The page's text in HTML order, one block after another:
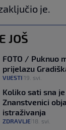
je.
JOŠ
FOTO / Puknuo
prijelazu
VIJESTI 19. svi.
Koliko sati sna
Znanstvenici
istraživanja
ZDRAVLJE 18. svi.